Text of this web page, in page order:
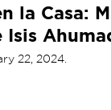
la Casa:
22, 2024.